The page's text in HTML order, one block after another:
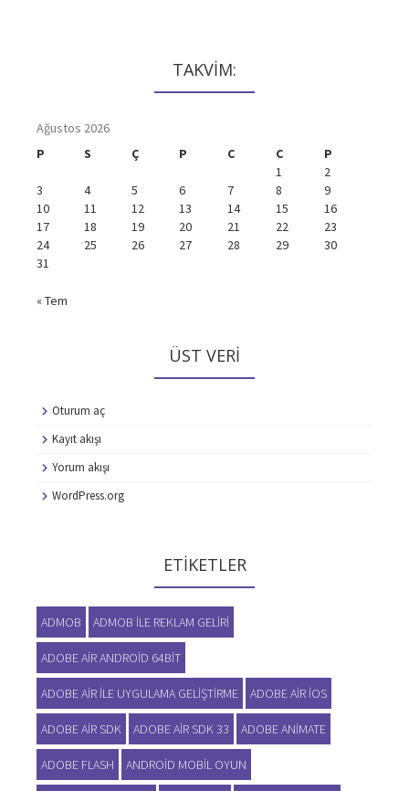
TAKVİM:
Ağustos 2026
P
S Ç P C C
P
1
2
3
4 5 6 7 8
9
10
11 12 13 14 15
16
17
18 19 20 21 22
23
24
25 26 27 28 29
30
31
« Tem
ÜST VERI
Oturum aç
Kayıt akışı
Yorum akışı
WordPress.org
ETIKETLER
ADMOB ADMOB ILE REKLAM GELIRI
ADOBE AIR ANDROID 64BIT
ADOBE AIR ILE UYGULAMA GELIŞTIRME ADOBE AIR IOS
ADOBE AIR SDK ADOBE AIR SDK 33 ADOBE ANIMATE
ADOBE FLASH ANDROID MOBIL OYUN